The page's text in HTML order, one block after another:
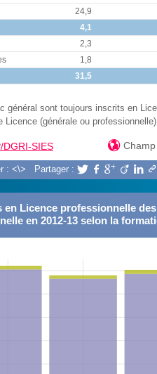
24,9
4,1
2,3
1,8
31,5
général sont toujours inscrits en
(générale ou professionnelle).
DGRI-SIES Champ
: <\> Partager :     
en Licence professionnelle
en 2012-13 selon la